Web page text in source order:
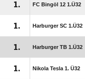
1. FC Bingöl 12 1.Ü32
1. Harburger SC 1.Ü32
1. Harburger TB 1.Ü32
1. Nikola Tesla 1. Ü32